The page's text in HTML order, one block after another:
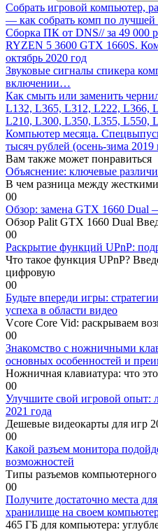
Собрать игровой компьютер,
— как собрать комп по лучшей
Сборка ПК от DNS// за 49 000
RYZEN 5 3600 GTX 1660S.
октябрь 2020 год
Звуковые сигналы спикера
включении…
Как смыть или заменить
L132, L365, L312, L222, L366,
L210, L300, L350, L355, L550,
Компьютер месяца.
тысяч рублей (осень-зима
Вам также может понравиться
Объяснение: ключевые
В чем разница между
00
Обзор: замена GTX 1660 Dual
Обзор Palit GTX 1660 Dual
00
Раскрытие функций UPnP:
Что такое функция UPnP?
цифровую
00
Будьте впереди игры:
успеха в области видео
Vcore Core Vid: раскрываем
00
Знакомство с ножничными
основных особенностей и
Ножничная клавиатура: что
00
Улучшите свой игровой опыт:
2021 года
Дешевые видеокарты для игр
00
Какой разъем монитора
возможностей
Типы разъемов
00
Получите достаточно места
хранилище на своем
465 ГБ для компьютера: